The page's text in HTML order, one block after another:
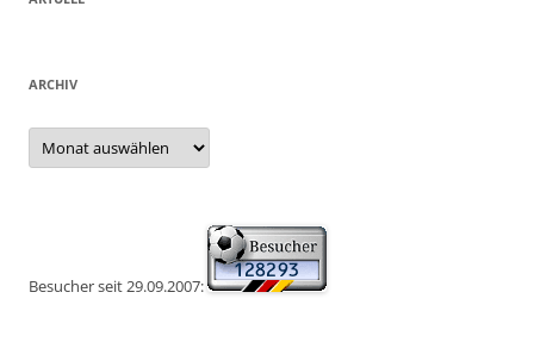
ARCHIV
Archiv
Besucher seit 29.09.2007: